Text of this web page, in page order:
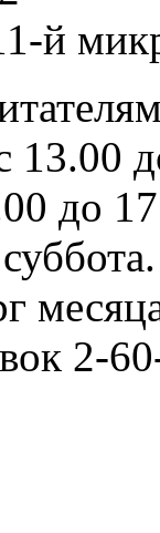
й
13.00
до
2-